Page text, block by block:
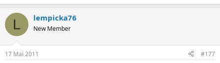
L lempicka76
New Member
17 Mai 2011 #177